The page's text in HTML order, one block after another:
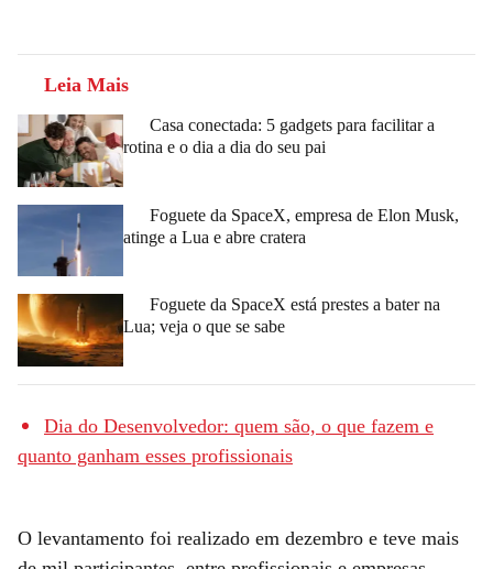
Leia Mais
Casa conectada: 5 gadgets para facilitar a
rotina e o dia a dia do seu pai
Foguete da SpaceX, empresa de Elon Musk,
atinge a Lua e abre cratera
Foguete da SpaceX está prestes a bater na
Lua; veja o que se sabe
Dia do Desenvolvedor: quem são, o que fazem e
quanto ganham esses profissionais
O levantamento foi realizado em dezembro e teve mais